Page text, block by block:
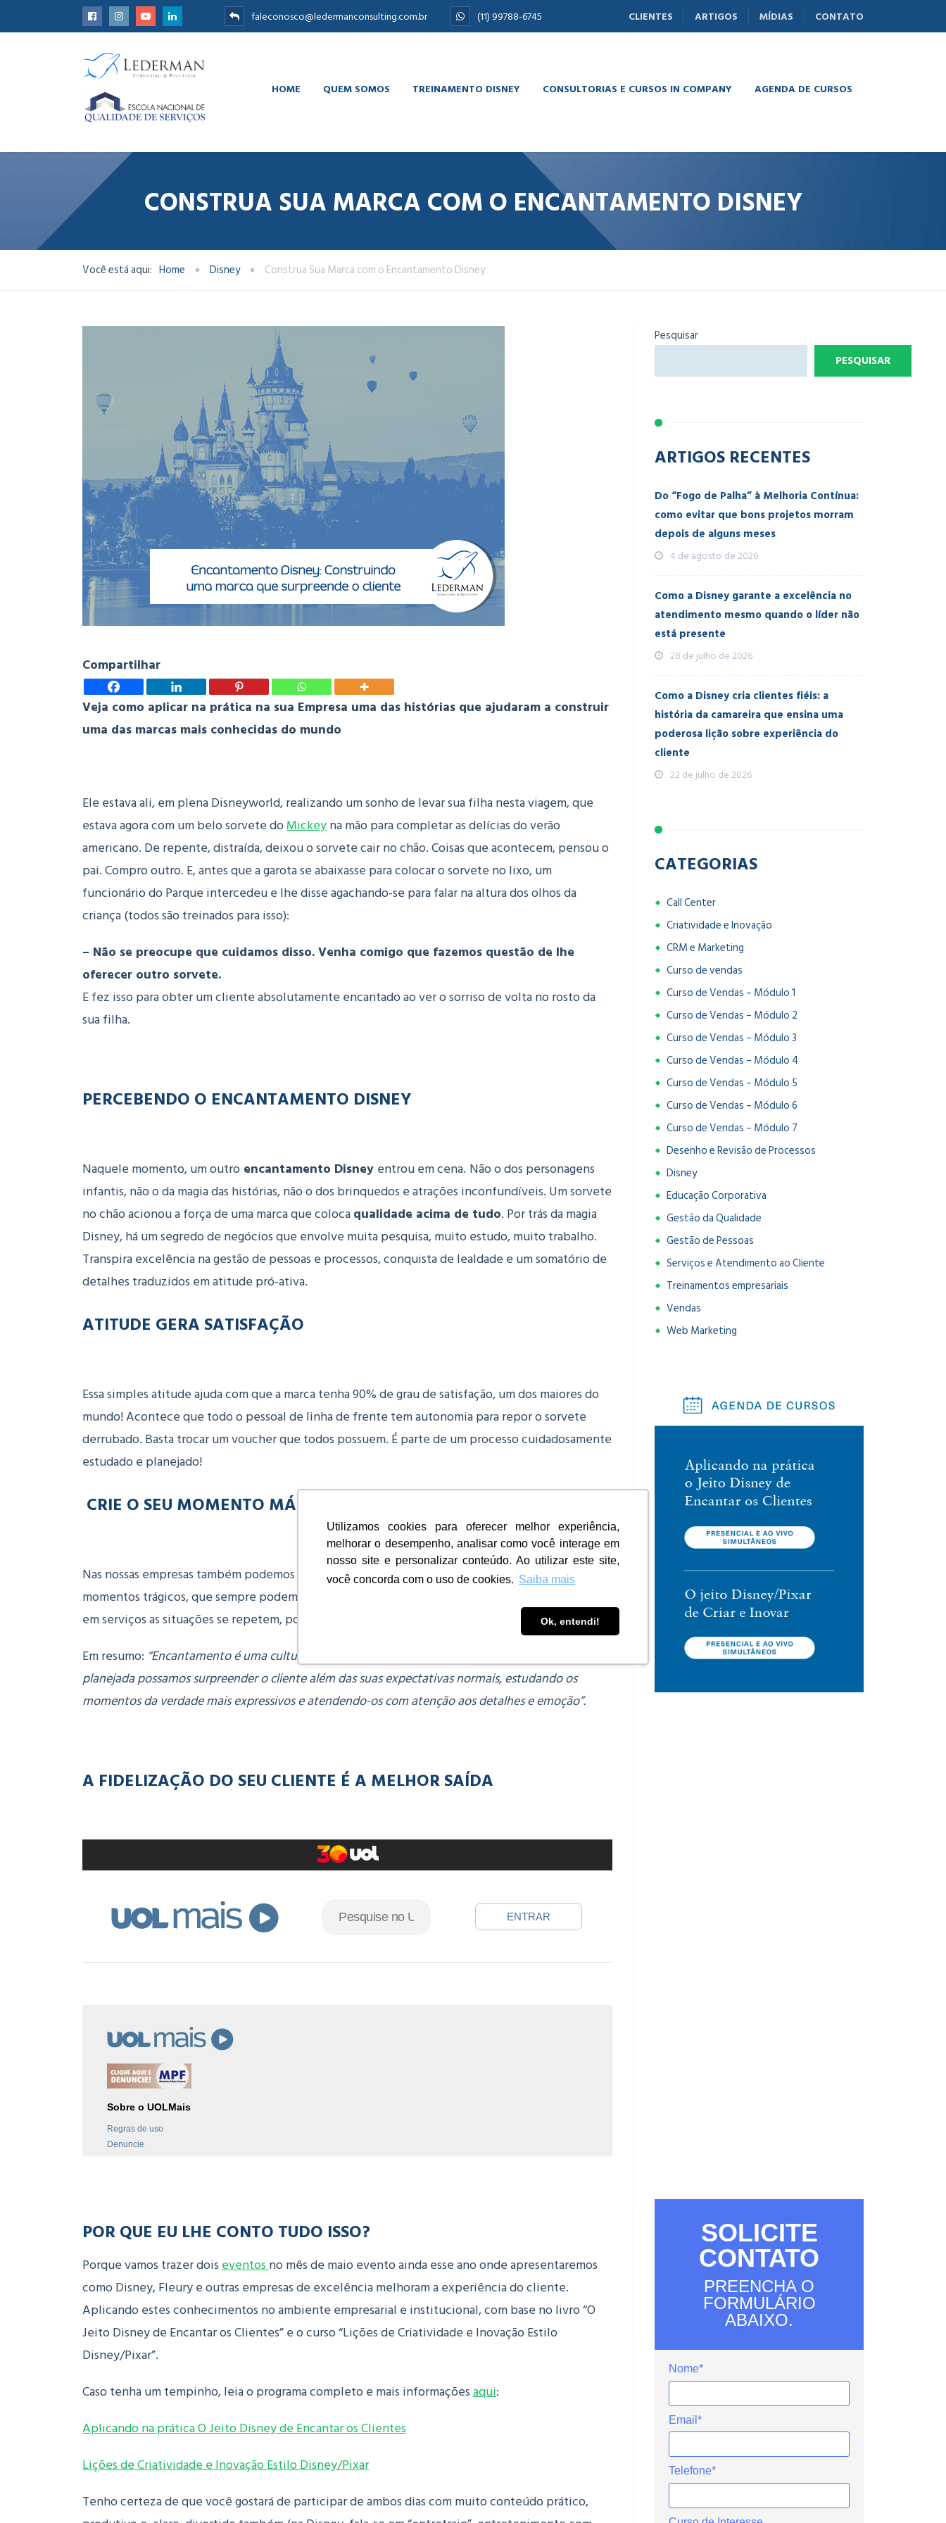
Utilizamos cookies para oferecer melhor experiência,
melhorar o desempenho, analisar como você interage em
nosso site e personalizar conteúdo. Ao utilizar este site,
você concorda com o uso de cookies. Saiba mais
Ok, entendi!
faleconosco@ledermanconsulting.com.br (11) 99788-6745 CLIENTES ARTIGOS MÍDIAS CONTATO
HOME QUEM SOMOS TREINAMENTO DISNEY CONSULTORIAS E CURSOS IN COMPANY AGENDA DE CURSOS
CONSTRUA SUA MARCA COM O ENCANTAMENTO DISNEY
Você está aqui: Home Disney Construa Sua Marca com o Encantamento Disney
Compartilhar
Veja como aplicar na prática na sua Empresa uma das histórias que ajudaram a construir
uma das marcas mais conhecidas do mundo
Ele estava ali, em plena Disneyworld, realizando um sonho de levar sua filha nesta viagem, que
estava agora com um belo sorvete doMickeyna mão para completar as delícias do verão
americano. De repente, distraída, deixou o sorvete cair no chão. Coisas que acontecem, pensou o
pai. Compro outro. E, antes que a garota se abaixasse para colocar o sorvete no lixo, um
funcionário do Parque intercedeu e lhe disse agachando-se para falar na altura dos olhos da
criança (todos são treinados para isso):
– Não se preocupe que cuidamos disso. Venha comigo que fazemos questão de lhe
oferecer outro sorvete.
E fez isso para obter um cliente absolutamente encantado ao ver o sorriso de volta no rosto da
sua filha.
PERCEBENDO O ENCANTAMENTO DISNEY
Naquele momento, um outro encantamento Disney entrou em cena. Não o dos personagens
infantis, não o da magia das histórias, não o dos brinquedos e atrações inconfundíveis. Um sorvete
no chão acionou a força de uma marca que colocaqualidade acima de tudo. Por trás da magia
Disney, há um segredo de negócios que envolve muita pesquisa, muito estudo, muito trabalho.
Transpira excelência na gestão de pessoas e processos, conquista de lealdade e um somatório de
detalhes traduzidos em atitude pró-ativa.
ATITUDE GERA SATISFAÇÃO
Essa simples atitude ajuda com que a marca tenha 90% de grau de satisfação, um dos maiores do
mundo! Acontece que todo o pessoal de linha de frente tem autonomia para repor o sorvete
derrubado. Basta trocar um voucher que todos possuem. É parte de um processo cuidadosamente
estudado e planejado!
CRIE O SEU MOMENTO MÁGICO
Nas nossas empresas também podemos estruturar os momentos mágicos (e a recuperação de
momentos trágicos, que sempre podem ocorrer) de forma previamente pensada e rotinizada. Se
em serviços as situações se repetem, por que improvisar?
Em resumo: “Encantamento é uma cultura e atitude para que de forma estruturada, pensada e
planejada possamos surpreender o cliente além das suas expectativas normais, estudando os
momentos da verdade mais expressivos e atendendo-os com atenção aos detalhes e emoção”.
A FIDELIZAÇÃO DO SEU CLIENTE É A MELHOR SAÍDA
POR QUE EU LHE CONTO TUDO ISSO?
Porque vamos trazer doiseventosno mês de maio evento ainda esse ano onde apresentaremos
como Disney, Fleury e outras empresas de excelência melhoram a experiência do cliente.
Aplicando estes conhecimentos no ambiente empresarial e institucional, com base no livro “O
Jeito Disney de Encantar os Clientes” e o curso “Lições de Criatividade e Inovação Estilo
Disney/Pixar”.
Caso tenha um tempinho, leia o programa completo e mais informaçõesaqui:
Aplicando na prática O Jeito Disney de Encantar os Clientes
Lições de Criatividade e Inovação Estilo Disney/Pixar
Tenho certeza de que você gostará de participar de ambos dias com muito conteúdo prático,
Pesquisar
PESQUISAR
ARTIGOS RECENTES
Do “Fogo de Palha” à Melhoria Contínua:
como evitar que bons projetos morram
depois de alguns meses
4 de agosto de 2026
Como a Disney garante a excelência no
atendimento mesmo quando o líder não
está presente
28 de julho de 2026
Como a Disney cria clientes fiéis: a
história da camareira que ensina uma
poderosa lição sobre experiência do
cliente
22 de julho de 2026
CATEGORIAS
Call Center
Criatividade e Inovação
CRM e Marketing
Curso de vendas
Curso de Vendas – Módulo 1
Curso de Vendas – Módulo 2
Curso de Vendas – Módulo 3
Curso de Vendas – Módulo 4
Curso de Vendas – Módulo 5
Curso de Vendas – Módulo 6
Curso de Vendas – Módulo 7
Desenho e Revisão de Processos
Disney
Educação Corporativa
Gestão da Qualidade
Gestão de Pessoas
Serviços e Atendimento ao Cliente
Treinamentos empresariais
Vendas
Web Marketing
SOLICITE
CONTATO
PREENCHA O
FORMULÁRIO
ABAIXO.
Nome*
Email*
Telefone*